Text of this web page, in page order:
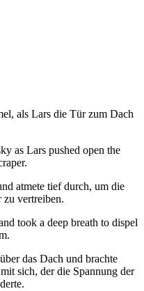
als Lars die Tür zum Dach
as Lars pushed open the
atmete tief durch, um die
zu vertreiben.
took a deep breath to dispel
das Dach und brachte
sich, der die Spannung der